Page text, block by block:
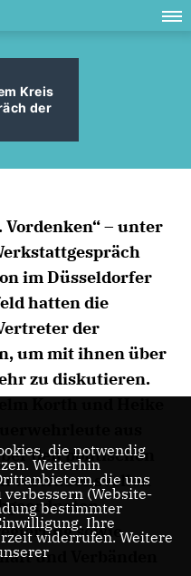
Kreis
der
– unter
im Düsseldorfer
hatten die
der
um mit ihnen über
zu diskutieren.
aus
den politischen
vertrauensvollen
sowie
und Verbänden
die notwendig
Weiterhin
die uns
(Website-
bestimmter
Ihre
widerrufen. Weitere